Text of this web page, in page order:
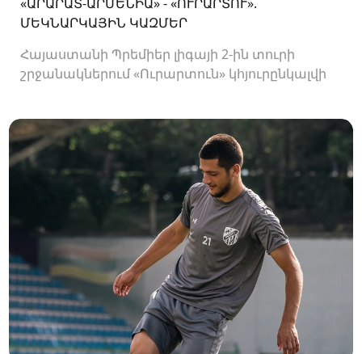
ՄԵԿՆԱՐԿԱՅԻՆ ԿԱԶՄԵՐ
Հայաստանի Պրեմիեր լիգայի 2-ին տուրի
շրջանակներում «Ուրարտուն» կհյուրընկալվի